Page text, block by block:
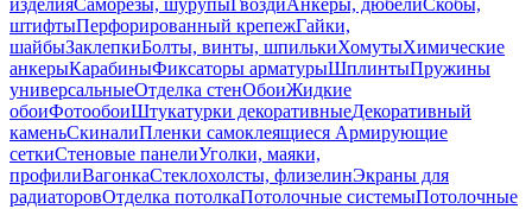
изделияСаморезы, шурупыГвоздиАнкеры, дюбелиСкобы,
штифтыПерфорированный крепежГайки,
шайбыЗаклепкиБолты, винты, шпилькиХомутыХимические
анкерыКарабиныФиксаторы арматурыШплинтыПружины
универсальныеОтделка стенОбоиЖидкие
обоиФотообоиШтукатурки декоративныеДекоративный
каменьСкиналиПленки самоклеящиеся Армирующие
сеткиСтеновые панелиУголки, маяки,
профилиВагонкаСтеклохолсты, флизелинЭкраны для
радиаторовОтделка потолкаПотолочные системыПотолочные